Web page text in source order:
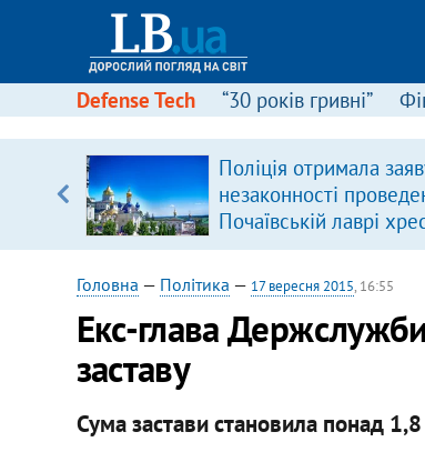
Defense Tech “30 років гривні”
Поліція отримала
незаконності
Почаївській лаврі
Головна — Політика — 17 вересня 2015, 16:55
Екс-глава
заставу
Сума застави становила понад